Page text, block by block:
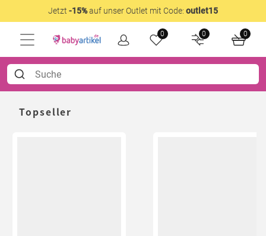
Jetzt -15%auf unser Outlet mit Code: outlet15
0 0 0
Topseller